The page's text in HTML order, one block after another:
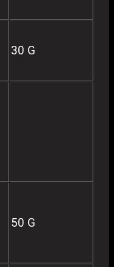
30 G
50 G